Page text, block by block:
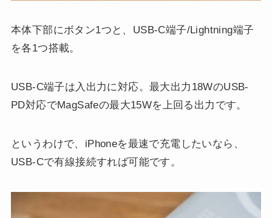
本体下部にボタン1つと、USB-C端子/Lightning端子
を各1つ搭載。
USB-C端子は入出力に対応。最大出力18WのUSB-
PD対応でMagSafeの最大15Wを上回る出力です。
というわけで、iPhoneを最速で充電したいなら、
USB-Cで有線接続すれば可能です。